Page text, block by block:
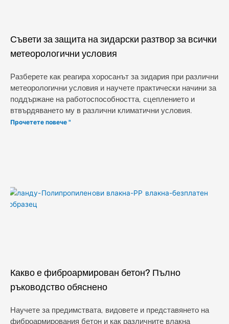
Съвети за защита на зидарски разтвор за всички
метеорологични условия
Разберете как реагира хоросанът за зидария при различни
метеорологични условия и научете практически начини за
поддържане на работоспособността, сцеплението и
втвърдяването му в различни климатични условия.
Прочетете повече "
Какво е фиброармирован бетон? Пълно
ръководство обяснено
Научете за предимствата, видовете и представянето на
фиброармирования бетон и как различните влакна